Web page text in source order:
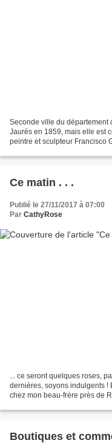
Seconde ville du département
Jaurès en 1859, mais elle est
peintre et sculpteur Francisco
Ce matin . . .
Publié le 27/11/2017 à 07:00
Par CathyRose
... ce seront quelques roses,
dernières, soyons indulgents !
chez mon beau-frère près de
Boutiques et